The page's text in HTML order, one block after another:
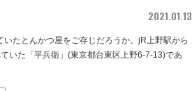
2021.01.13
たとんかつ屋をご存じだろうか。jR上野駅から
いた「平兵衛」(東京都台東区上野6-7-13)であ